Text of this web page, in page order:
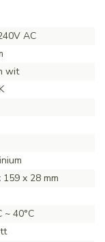
AC
wit
159 x 28 mm
~ 40°C